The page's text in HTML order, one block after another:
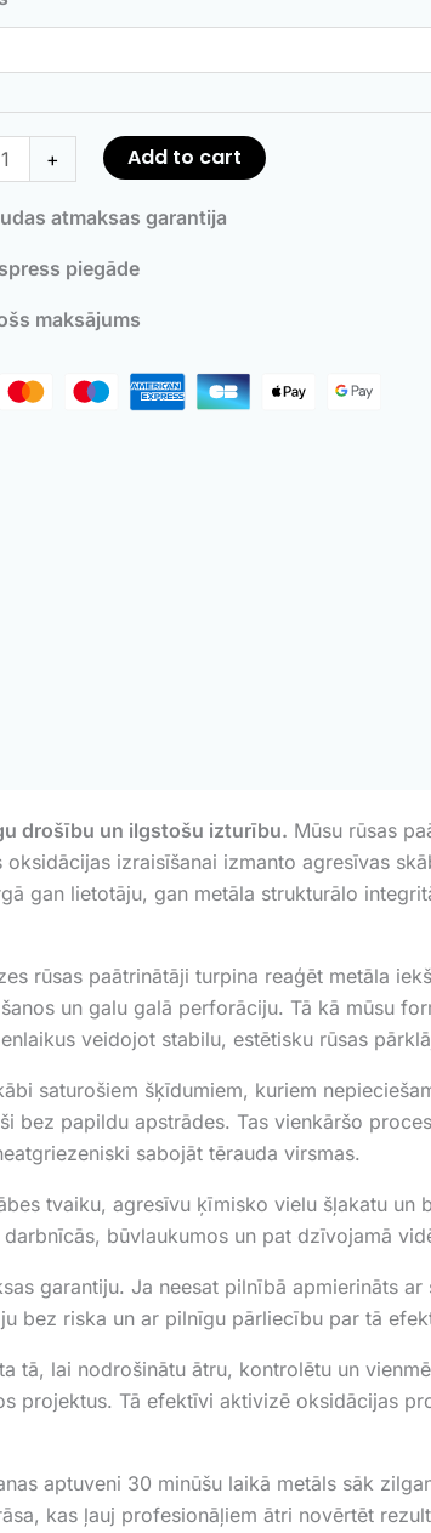
+ Add to cart
atmaksas garantija
piegāde
maksājums
drošību un ilgstošu izturību. Mūsu rūsas
izraisīšanai izmanto agresīvas
gan lietotāju, gan metāla strukturālo
rūsas paātrinātāji turpina reaģēt metāla
un galu galā perforāciju. Tā kā mūsu
veidojot stabilu, estētisku rūsas
saturošiem šķīdumiem, kuriem
bez papildu apstrādes. Tas vienkāršo
sabojāt tērauda virsmas.
tvaiku, agresīvu ķīmisko vielu šļakatu un
būvlaukumos un pat dzīvojamā
garantiju. Ja neesat pilnībā apmierināts ar
bez riska un ar pilnīgu pārliecību par tā
tā, lai nodrošinātu ātru, kontrolētu un
projektus. Tā efektīvi aktivizē oksidācijas
aptuveni 30 minūšu laikā metāls sāk
kas ļauj profesionāļiem ātri novērtēt